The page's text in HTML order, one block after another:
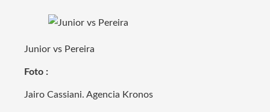
Junior vs Pereira
Foto :
Jairo Cassiani. Agencia Kronos